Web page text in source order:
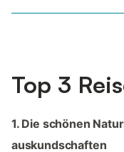
Top 3
1. Die schönen
auskundschaften